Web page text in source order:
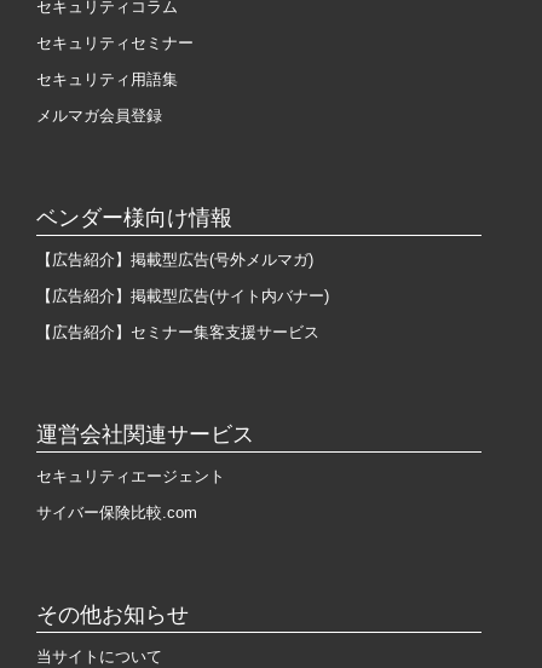
セキュリティコラム
セキュリティセミナー
セキュリティ用語集
メルマガ会員登録
ベンダー様向け情報
【広告紹介】掲載型広告(号外メルマガ)
【広告紹介】掲載型広告(サイト内バナー)
【広告紹介】セミナー集客支援サービス
運営会社関連サービス
セキュリティエージェント
サイバー保険比較.com
その他お知らせ
当サイトについて